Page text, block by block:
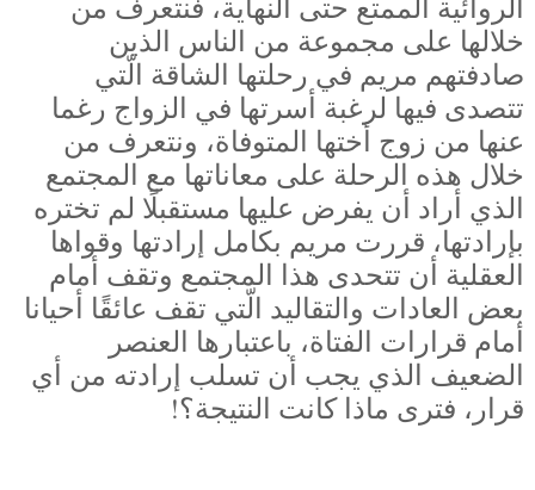
خلالها على مجموعة من الناس الذين
صادفتهم مريم في رحلتها الشاقة الّتي
تتصدى فيها لرغبة أسرتها في الزواج رغما
عنها من زوج أختها المتوفاة، ونتعرف من
خلال هذه الرحلة على معاناتها مع المجتمع
الذي أراد أن يفرض عليها مستقبلًا لم تختره
بإرادتها، قررت مريم بكامل إرادتها وقواها
العقلية أن تتحدى هذا المجتمع وتقف أمام
بعض العادات والتقاليد الّتي تقف عائقًا أحيانا
أمام قرارات الفتاة، باعتبارها العنصر
الضعيف الذي يجب أن تسلب إرادته من أي
قرار، فترى ماذا كانت النتيجة؟!